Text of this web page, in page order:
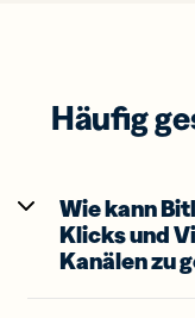
Häufig
Wie kann
Klicks und
Kanälen zu